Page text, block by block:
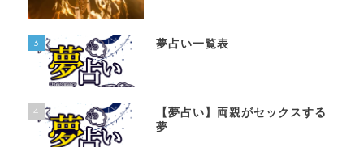
3 夢占い一覧表
4
【夢占い】両親がセックスする
夢